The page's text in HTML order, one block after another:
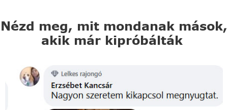
Nézd meg, mit mondanak mások,
akik már kipróbálták